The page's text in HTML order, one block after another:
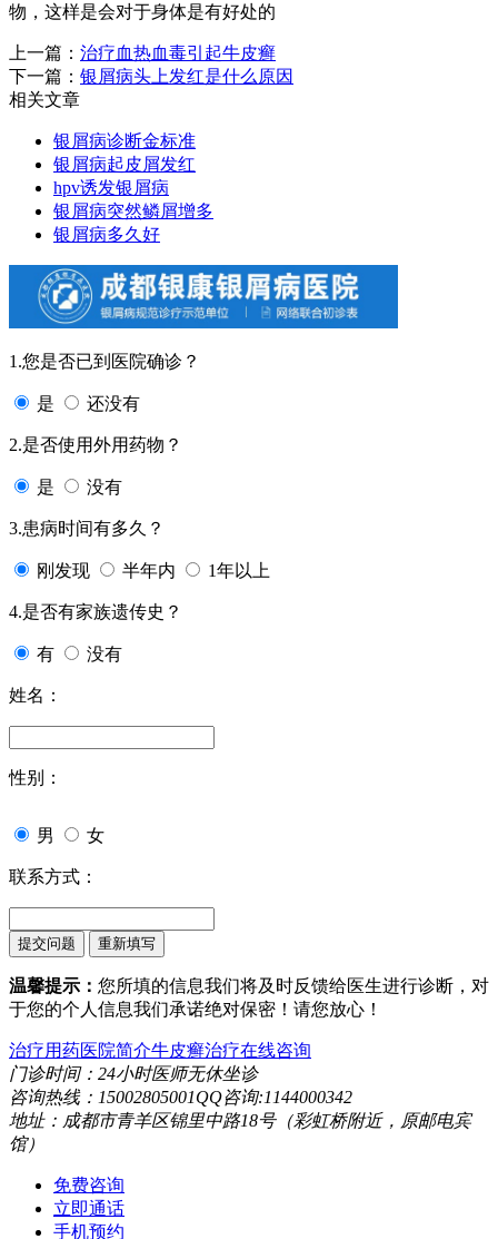
物，这样是会对于身体是有好处的
上一篇： 治疗血热血毒引起牛皮癣
下一篇： 银屑病头上发红是什么原因
相关文章
银屑病诊断金标准
银屑病起皮屑发红
hpv诱发银屑病
银屑病突然鳞屑增多
银屑病多久好
1.您是否已到医院确诊？
是 还没有
2.是否使用外用药物？
是 没有
3.患病时间有多久？
刚发现 半年内 1年以上
4.是否有家族遗传史？
有 没有
姓名：
性别：
男 女
联系方式：
温馨提示： 您所填的信息我们将及时反馈给医生进行诊断，对
于您的个人信息我们承诺绝对保密！请您放心！
治疗用药医院简介牛皮癣治疗在线咨询
门诊时间：24小时医师无休坐诊
咨询热线：15002805001QQ咨询:1144000342
地址：成都市青羊区锦里中路18号（彩虹桥附近，原邮电宾
馆）
免费咨询
立即通话
手机预约